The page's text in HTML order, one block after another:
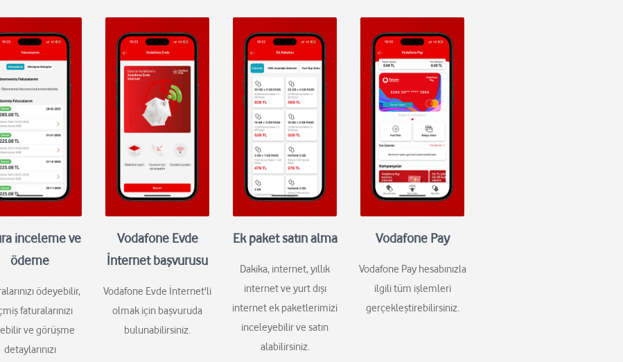
inceleme ve
ödeme
ödeyebilir,
faturalarınızı
ve görüşme
detaylarınızı
Vodafone Evde
İnternet başvurusu
Vodafone Evde İnternet'li
olmak için başvuruda
bulunabilirsiniz.
Ek paket satın alma
Dakika, internet, yıllık
internet ve yurt dışı
internet ek paketlerimizi
inceleyebilir ve satın
alabilirsiniz.
Vodafone Pay
Vodafone Pay hesabınızla
ilgili tüm işlemleri
gerçekleştirebilirsiniz.